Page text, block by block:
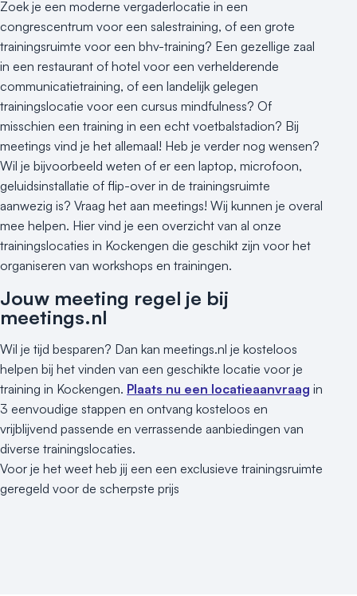
Zoek je een moderne vergaderlocatie in een
congrescentrum voor een salestraining, of een grote
trainingsruimte voor een bhv-training? Een gezellige zaal
in een restaurant of hotel voor een verhelderende
communicatietraining, of een landelijk gelegen
trainingslocatie voor een cursus mindfulness? Of
misschien een training in een echt voetbalstadion? Bij
meetings vind je het allemaal! Heb je verder nog wensen?
Wil je bijvoorbeeld weten of er een laptop, microfoon,
geluidsinstallatie of flip-over in de trainingsruimte
aanwezig is? Vraag het aan meetings! Wij kunnen je overal
mee helpen. Hier vind je een overzicht van al onze
trainingslocaties in Kockengen die geschikt zijn voor het
organiseren van workshops en trainingen.
Jouw meeting regel je bij
meetings.nl
Wil je tijd besparen? Dan kan meetings.nl je kosteloos
helpen bij het vinden van een geschikte locatie voor je
training in Kockengen. Plaats nu een locatieaanvraag in
3 eenvoudige stappen en ontvang kosteloos en
vrijblijvend passende en verrassende aanbiedingen van
diverse trainingslocaties.
Voor je het weet heb jij een een exclusieve trainingsruimte
geregeld voor de scherpste prijs